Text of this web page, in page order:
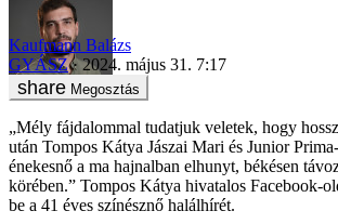
Kaufmann Balázs
GYÁSZ
2024. május 31. 7:17
Megosztás
„Mély fájdalommal tudatjuk veletek, hogy
után Tompos Kátya Jászai Mari és Junior
énekesnő a ma hajnalban elhunyt, békésen
körében.” Tompos Kátya hivatalos Facebook-
be a 41 éves színésznő halálhírét.